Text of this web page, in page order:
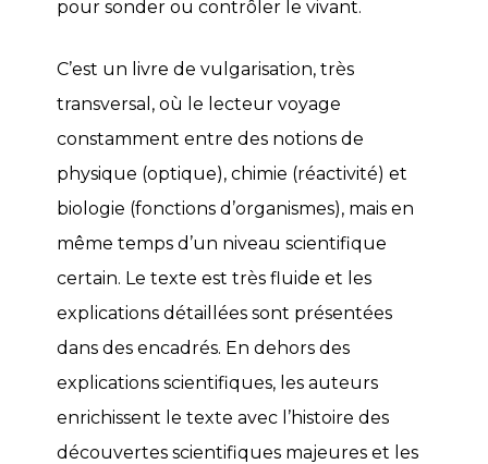
pour sonder ou contrôler le vivant.
C’est un livre de vulgarisation, très
transversal, où le lecteur voyage
constamment entre des notions de
physique (optique), chimie (réactivité) et
biologie (fonctions d’organismes), mais en
même temps d’un niveau scientifique
certain. Le texte est très fluide et les
explications détaillées sont présentées
dans des encadrés. En dehors des
explications scientifiques, les auteurs
enrichissent le texte avec l’histoire des
découvertes scientifiques majeures et les